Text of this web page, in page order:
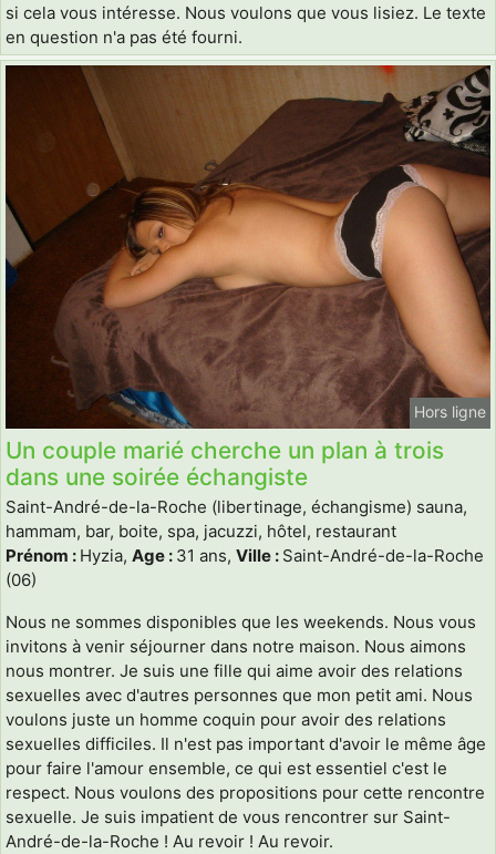
si cela vous intéresse. Nous voulons que vous lisiez. Le texte
en question n'a pas été fourni.
Hors ligne
Un couple marié cherche un plan à trois
dans une soirée échangiste
Saint-André-de-la-Roche (libertinage, échangisme) sauna,
hammam, bar, boite, spa, jacuzzi, hôtel, restaurant
Prénom : Hyzia, Age : 31 ans, Ville : Saint-André-de-la-Roche
(06)
Nous ne sommes disponibles que les weekends. Nous vous
invitons à venir séjourner dans notre maison. Nous aimons
nous montrer. Je suis une fille qui aime avoir des relations
sexuelles avec d'autres personnes que mon petit ami. Nous
voulons juste un homme coquin pour avoir des relations
sexuelles difficiles. Il n'est pas important d'avoir le même âge
pour faire l'amour ensemble, ce qui est essentiel c'est le
respect. Nous voulons des propositions pour cette rencontre
sexuelle. Je suis impatient de vous rencontrer sur Saint-
André-de-la-Roche ! Au revoir ! Au revoir.